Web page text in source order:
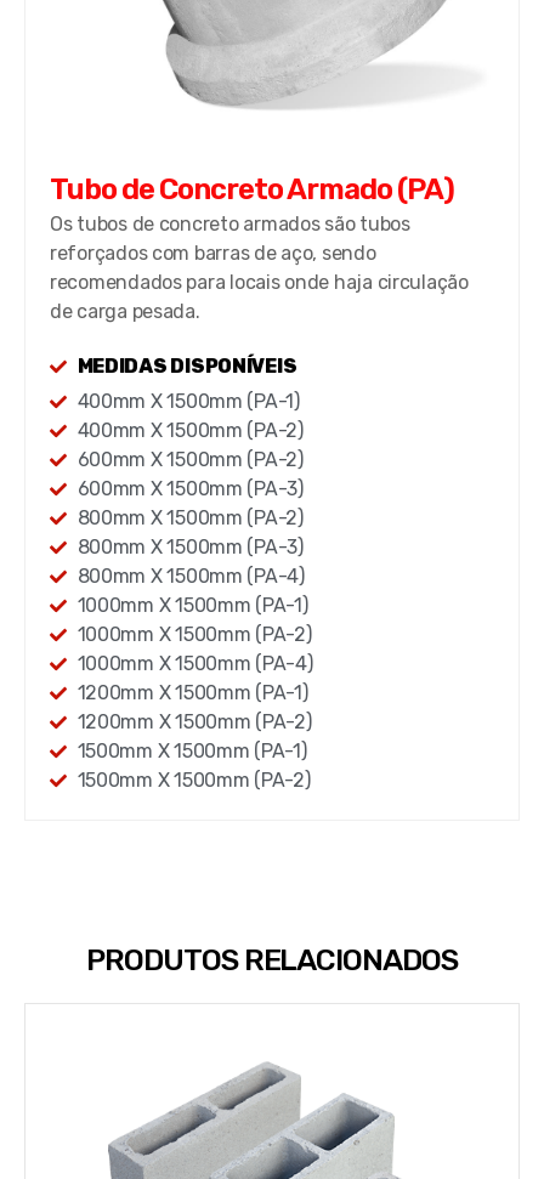
Tubo de Concreto Armado (PA)
Os tubos de concreto armados são tubos
reforçados com barras de aço, sendo
recomendados para locais onde haja circulação
de carga pesada.
MEDIDAS DISPONÍVEIS
400mm X 1500mm (PA-1)
400mm X 1500mm (PA-2)
600mm X 1500mm (PA-2)
600mm X 1500mm (PA-3)
800mm X 1500mm (PA-2)
800mm X 1500mm (PA-3)
800mm X 1500mm (PA-4)
1000mm X 1500mm (PA-1)
1000mm X 1500mm (PA-2)
1000mm X 1500mm (PA-4)
1200mm X 1500mm (PA-1)
1200mm X 1500mm (PA-2)
1500mm X 1500mm (PA-1)
1500mm X 1500mm (PA-2)
PRODUTOS RELACIONADOS